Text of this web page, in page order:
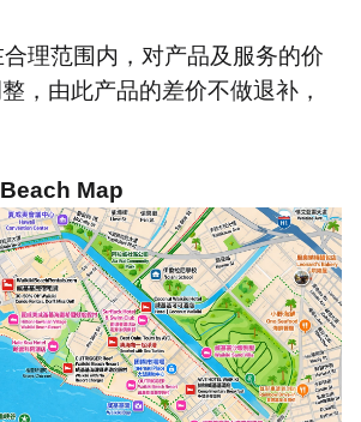
理范围内，对产品及服务的价
，由此产品的差价不做退补，
Map